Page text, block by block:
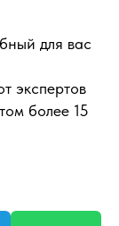
для вас
экспертов
более 15